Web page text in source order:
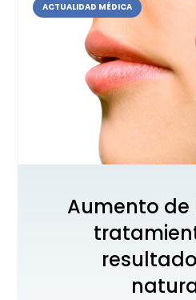
ACTUALIDAD MÉDICA
Aumento de